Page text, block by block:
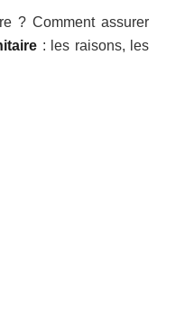
? Comment assurer
: les raisons, les